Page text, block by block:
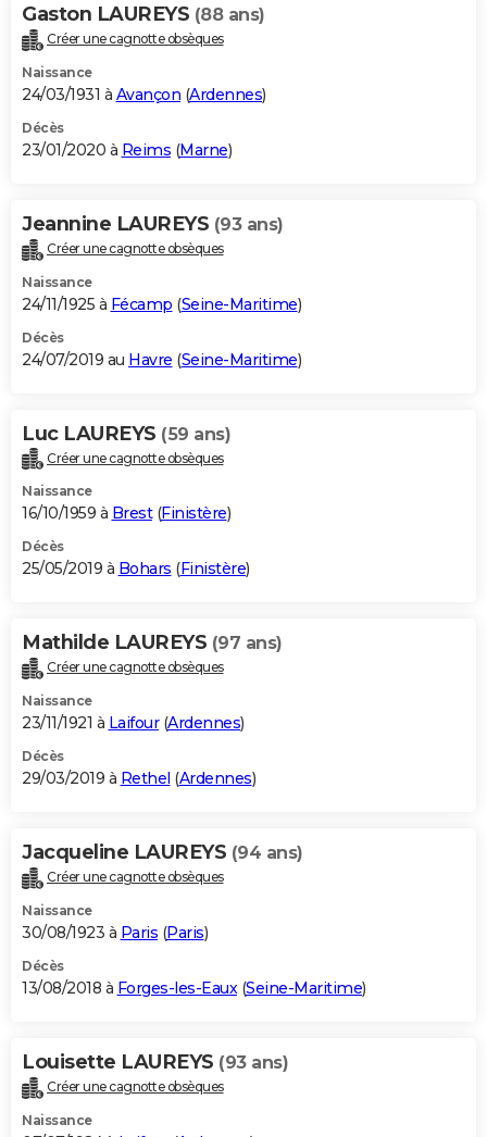
Gaston LAUREYS (88 ans)
Créer une cagnotte obsèques
Naissance
24/03/1931 à Avançon (Ardennes)
Décès
23/01/2020 à Reims (Marne)
Jeannine LAUREYS (93 ans)
Créer une cagnotte obsèques
Naissance
24/11/1925 à Fécamp (Seine-Maritime)
Décès
24/07/2019 au Havre (Seine-Maritime)
Luc LAUREYS (59 ans)
Créer une cagnotte obsèques
Naissance
16/10/1959 à Brest(Finistère)
Décès
25/05/2019 à Bohars (Finistère)
Mathilde LAUREYS (97 ans)
Créer une cagnotte obsèques
Naissance
23/11/1921 à Laifour(Ardennes)
Décès
29/03/2019 à Rethel (Ardennes)
Jacqueline LAUREYS (94 ans)
Créer une cagnotte obsèques
Naissance
30/08/1923 à Paris (Paris)
Décès
13/08/2018 à Forges-les-Eaux(Seine-Maritime)
Louisette LAUREYS (93 ans)
Créer une cagnotte obsèques
Naissance